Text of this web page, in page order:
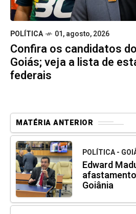
POLÍTICA 01, agosto, 2026
Confira os candidatos
Goiás; veja a lista de
federais
MATÉRIA ANTERIOR
POLÍTICA -
Edward
Goiânia